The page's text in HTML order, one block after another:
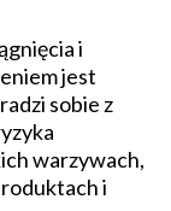
i
jest
sobie z
warzywach,
i